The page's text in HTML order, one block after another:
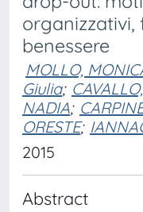
benessere
MOLLO,
Giulia;
NADIA;
ORESTE;
2015
Abstract